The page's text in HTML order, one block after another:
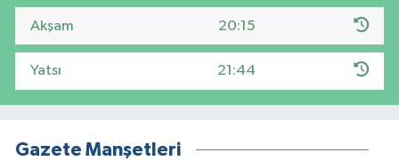
Akşam 20:15
Yatsı 21:44
Gazete Manşetleri